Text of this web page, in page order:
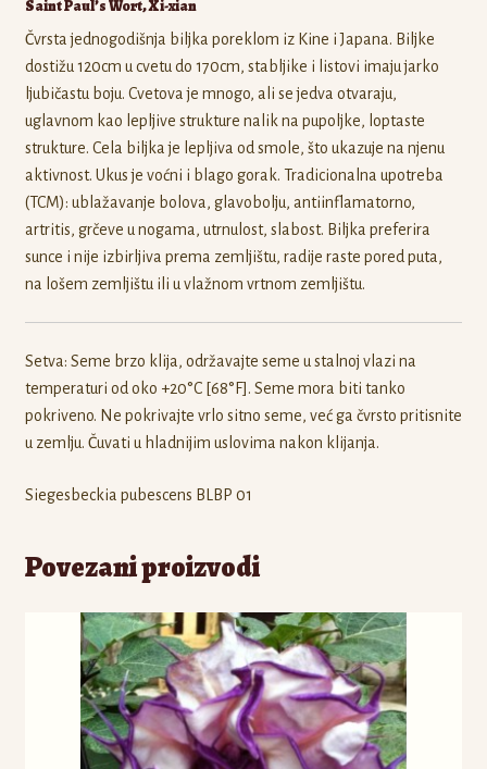
Saint Paul’s Wort, Xi-xian
Čvrsta jednogodišnja biljka poreklom iz Kine i Japana. Biljke
dostižu 120cm u cvetu do 170cm, stabljike i listovi imaju jarko
ljubičastu boju. Cvetova je mnogo, ali se jedva otvaraju,
uglavnom kao lepljive strukture nalik na pupoljke, loptaste
strukture. Cela biljka je lepljiva od smole, što ukazuje na njenu
aktivnost. Ukus je voćni i blago gorak. Tradicionalna upotreba
(TCM): ublažavanje bolova, glavobolju, antiinflamatorno,
artritis, grčeve u nogama, utrnulost, slabost. Biljka preferira
sunce i nije izbirljiva prema zemljištu, radije raste pored puta,
na lošem zemljištu ili u vlažnom vrtnom zemljištu.
Setva: Seme brzo klija, održavajte seme u stalnoj vlazi na
temperaturi od oko +20°C [68°F]. Seme mora biti tanko
pokriveno. Ne pokrivajte vrlo sitno seme, već ga čvrsto pritisnite
u zemlju. Čuvati u hladnijim uslovima nakon klijanja.
Siegesbeckia pubescens BLBP 01
Povezani proizvodi